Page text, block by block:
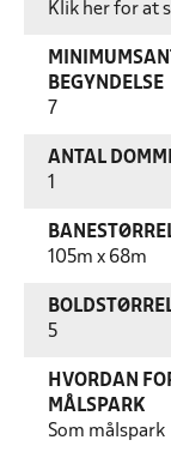
Klik her for at
BEGYNDELSE
7
ANTAL
105m x 68m
5
HVORDAN
MÅLSPARK
Som målspark